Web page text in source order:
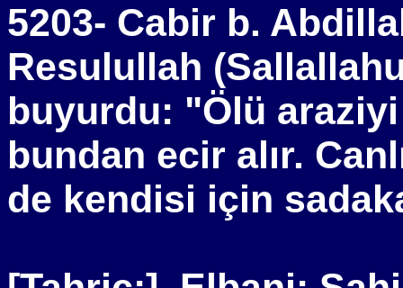
5203- Cabir b.
Resulullah
buyurdu: "Ölü
bundan ecir alır.
de kendisi için